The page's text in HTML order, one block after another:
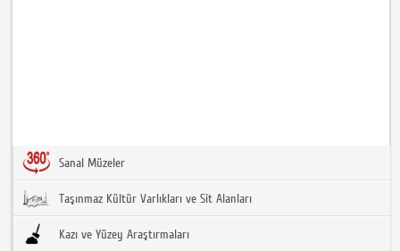
Sanal Müzeler
Taşınmaz Kültür Varlıkları ve Sit Alanları
Kazı ve Yüzey Araştırmaları